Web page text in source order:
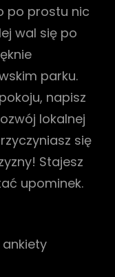
po prostu nic
wal się po
parku.
napisz
lokalnej
się
Stajesz
upominek.